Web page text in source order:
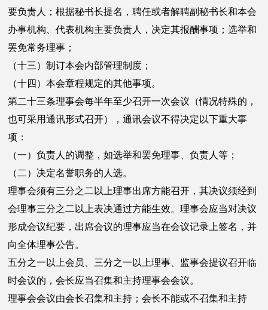
要负责人；根据秘书长提名，聘任或者解聘副秘书长和本会
办事机构、代表机构主要负责人，决定其报酬事项；选举和
罢免常务理事；
（十三）制订本会内部管理制度；
（十四）本会章程规定的其他事项。
第二十三条理事会每半年至少召开一次会议（情况特殊的，
也可采用通讯形式召开），通讯会议不得决定以下重大事
项：
（一）负责人的调整，如选举和罢免理事、负责人等；
（二）决定名誉职务的人选。
理事会须有三分之二以上理事出席方能召开，其决议须经到
会理事三分之二以上表决通过方能生效。理事会应当对决议
形成会议纪要，出席会议的理事应当在会议记录上签名，并
向全体理事公告。
五分之一以上会员、三分之一以上理事、监事会提议召开临
时会议的，会长应当召集和主持理事会会议。
理事会会议由会长召集和主持；会长不能或不召集和主持